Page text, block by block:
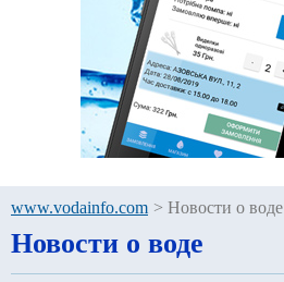
www.vodainfo.com > Новости о воде
Новости о воде